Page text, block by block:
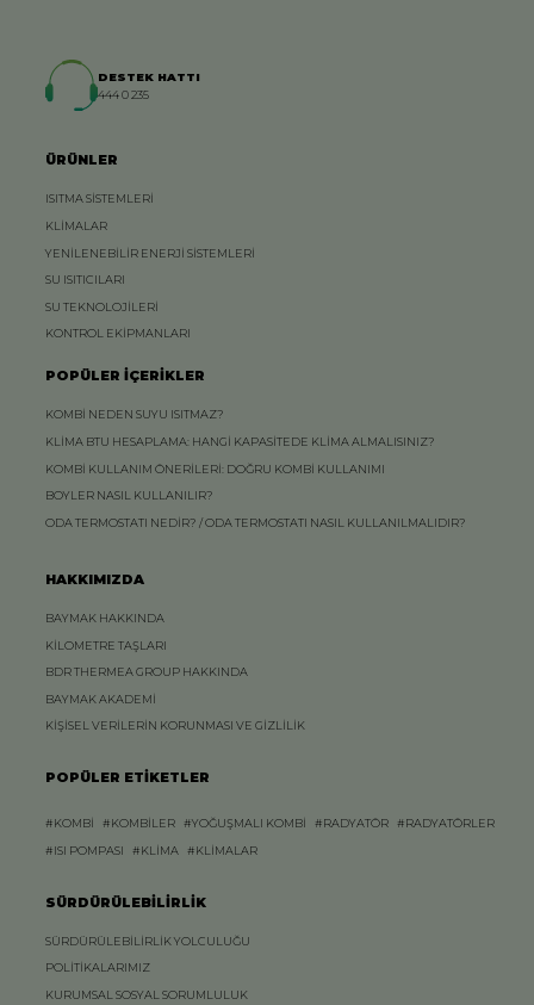
DESTEK HATTI
444 0 235
ÜRÜNLER
ISITMA SİSTEMLERİ
KLİMALAR
YENİLENEBİLİR ENERJİ SİSTEMLERİ
SU ISITICILARI
SU TEKNOLOJİLERİ
KONTROL EKİPMANLARI
POPÜLER İÇERİKLER
KOMBİ NEDEN SUYU ISITMAZ?
KLİMA BTU HESAPLAMA: HANGİ KAPASİTEDE KLİMA ALMALISINIZ?
KOMBİ KULLANIM ÖNERİLERİ: DOĞRU KOMBİ KULLANIMI
BOYLER NASIL KULLANILIR?
ODA TERMOSTATI NEDİR? / ODA TERMOSTATI NASIL KULLANILMALIDIR?
HAKKIMIZDA
BAYMAK HAKKINDA
KİLOMETRE TAŞLARI
BDR THERMEA GROUP HAKKINDA
BAYMAK AKADEMİ
KİŞİSEL VERİLERİN KORUNMASI VE GİZLİLİK
POPÜLER ETİKETLER
#KOMBİ #KOMBİLER #YOĞUŞMALI KOMBİ #RADYATÖR #RADYATÖRLER
#ISI POMPASI #KLİMA #KLİMALAR
SÜRDÜRÜLEBİLİRLİK
SÜRDÜRÜLEBİLİRLİK YOLCULUĞU
POLİTİKALARIMIZ
KURUMSAL SOSYAL SORUMLULUK